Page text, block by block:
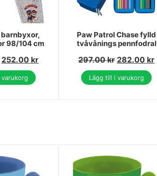
98/104 cm
252.00 kr
Paw Patrol Chase fylld
tvåvånings pennfodral
297.00kr 282.00 kr
Lägg till i varukorg